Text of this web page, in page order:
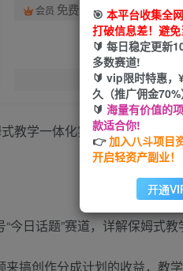
会员 免费
教学一体化实操玩法，助你轻
日话题”赛道，详解保姆式
搞创作分成计划的收益，教
🎯 本平台收集全
打破信息差！避免
🔰 每日稳定更新
多数赛道!
🔰 vip限时特惠，
久（推广佣金70%
🔰 海量有价值的
款适合你!
👉加入八斗项目
开启轻资产副业！
开通